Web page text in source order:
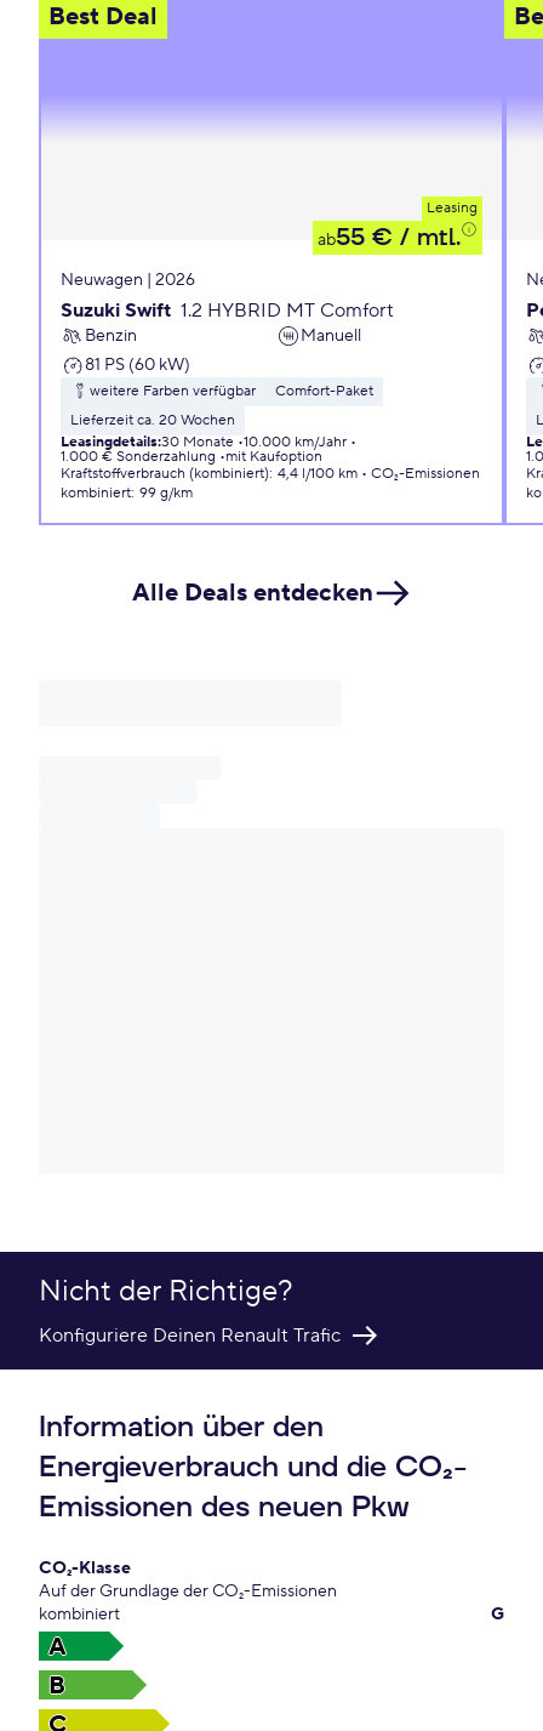
Best Deal
Leasing
ab55 € / mtl.
Neuwagen | 2026
Suzuki Swift 1.2 HYBRID MT Comfort
Benzin
Manuell
81 PS (60 kW)
weitere Farben verfügbar
Comfort-Paket
Lieferzeit ca. 20 Wochen
Leasingdetails:30 Monate 10.000 km/Jahr
1.000 € Sonderzahlung
mit Kaufoption
Kraftstoffverbrauch (kombiniert): 4,4 l/100 km
CO₂-Emissionen
kombiniert: 99 g/km
Alle Deals entdecken
Nicht der Richtige?
Konfiguriere Deinen Renault Trafic
Information über den
Energieverbrauch und die CO₂-
Emissionen des neuen Pkw
CO₂-Klasse
Auf der Grundlage der CO₂-Emissionen
kombiniert
G
A
B